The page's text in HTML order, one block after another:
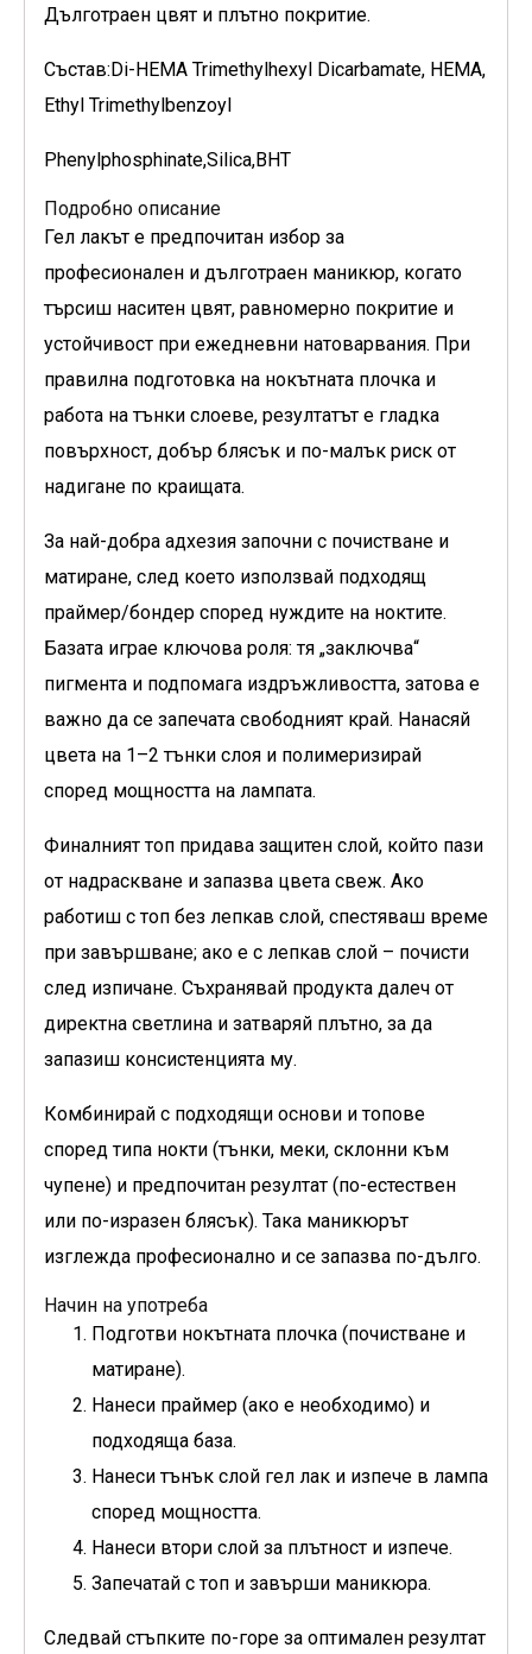
Дълготраен цвят и плътно покритие.
Състав:Di-HEMA Trimethylhexyl Dicarbamate, HEMA,
Ethyl Trimethylbenzoyl
Phenylphosphinate,Silica,BHT
Подробно описание
Гел лакът е предпочитан избор за
професионален и дълготраен маникюр, когато
търсиш наситен цвят, равномерно покритие и
устойчивост при ежедневни натоварвания. При
правилна подготовка на нокътната плочка и
работа на тънки слоеве, резултатът е гладка
повърхност, добър блясък и по-малък риск от
надигане по краищата.
За най-добра адхезия започни с почистване и
матиране, след което използвай подходящ
праймер/бондер според нуждите на ноктите.
Базата играе ключова роля: тя „заключва“
пигмента и подпомага издръжливостта, затова е
важно да се запечата свободният край. Нанасяй
цвета на 1–2 тънки слоя и полимеризирай
според мощността на лампата.
Финалният топ придава защитен слой, който пази
от надраскване и запазва цвета свеж. Ако
работиш с топ без лепкав слой, спестяваш време
при завършване; ако е с лепкав слой – почисти
след изпичане. Съхранявай продукта далеч от
директна светлина и затваряй плътно, за да
запазиш консистенцията му.
Комбинирай с подходящи основи и топове
според типа нокти (тънки, меки, склонни към
чупене) и предпочитан резултат (по-естествен
или по-изразен блясък). Така маникюрът
изглежда професионално и се запазва по-дълго.
Начин на употреба
Подготви нокътната плочка (почистване и
матиране).
Нанеси праймер (ако е необходимо) и
подходяща база.
Нанеси тънък слой гел лак и изпече в лампа
според мощността.
Нанеси втори слой за плътност и изпече.
Запечатай с топ и завърши маникюра.
Следвай стъпките по-горе за оптимален резултат